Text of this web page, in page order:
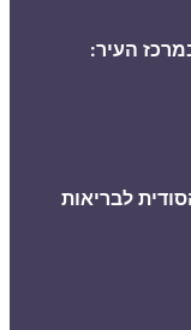
העיר:
לבריאות